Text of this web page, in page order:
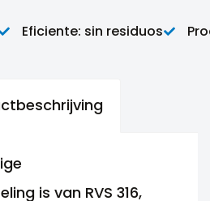
Eficiente: sin residuos
is van RVS 316,